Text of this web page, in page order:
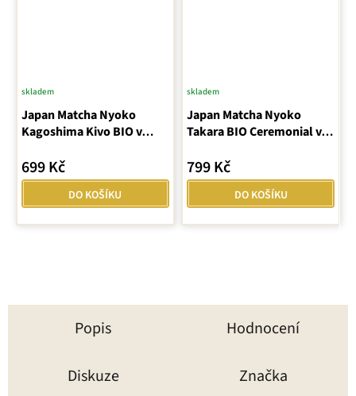
Japan Matcha Nyoko
Kagoshima Kivo BIO v
skladem
699 Kč
DO KOŠÍKU
Japan Matcha Nyoko
Takara BIO Ceremonial v
skladem
799 Kč
DO KOŠÍKU
Popis Hodnocení
Diskuze Značka